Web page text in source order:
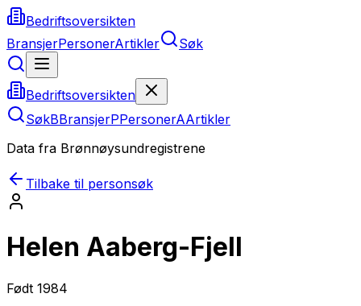
Bedriftsoversikten
BransjerPersonerArtikler Søk
Bedriftsoversikten
SøkBBransjerPPersonerAArtikler
Data fra Brønnøysundregistrene
Tilbake til personsøk
Helen Aaberg-Fjell
Født 1984